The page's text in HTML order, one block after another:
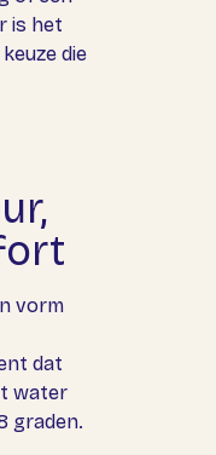
is het
die
vorm
dat
water
graden.